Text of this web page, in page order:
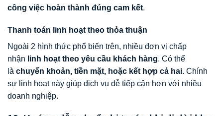
công việc hoàn thành đúng cam kết.
Thanh toán linh hoạt theo thỏa thuận
Ngoài 2 hình thức phổ biến trên, nhiều đơn vị chấp
nhận linh hoạt theo yêu cầu khách hàng. Có thể
là chuyển khoản, tiền mặt, hoặc kết hợp cả hai. Chính
sự linh hoạt này giúp dịch vụ dễ tiếp cận hơn với nhiều
doanh nghiệp.